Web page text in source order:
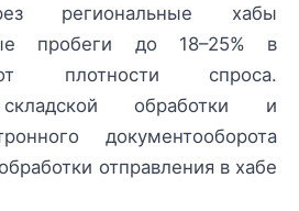
региональные хабы
пробеги до 18–25% в
плотности спроса.
складской обработки и
документооборота
отправления в хабе